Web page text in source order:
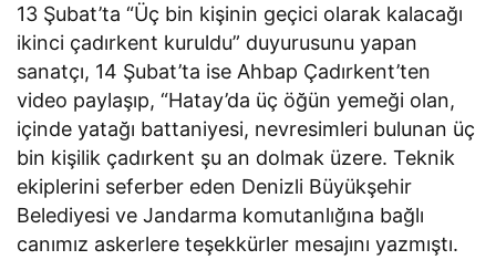
13 Şubat’ta “Üç bin kişinin geçici olarak kalacağı
ikinci çadırkent kuruldu” duyurusunu yapan
sanatçı, 14 Şubat’ta ise Ahbap Çadırkent’ten
video paylaşıp, “Hatay’da üç öğün yemeği olan,
içinde yatağı battaniyesi, nevresimleri bulunan üç
bin kişilik çadırkent şu an dolmak üzere. Teknik
ekiplerini seferber eden Denizli Büyükşehir
Belediyesi ve Jandarma komutanlığına bağlı
canımız askerlere teşekkürler mesajını yazmıştı.